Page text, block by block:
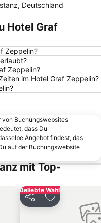
Salem
Friedrichshafen Stadt
von Friedrichshafen
am See Konstanz
Konstanz
Deutschland
Hotel Graf
Zeppelin?
Zeppelin?
im Hotel Graf Zeppelin?
von Buchungswebsites
dass Du
Angebot findest, das
auf der Buchungswebsite
mit Top-
Beliebte Wahl
Teilen Zu Favoriten